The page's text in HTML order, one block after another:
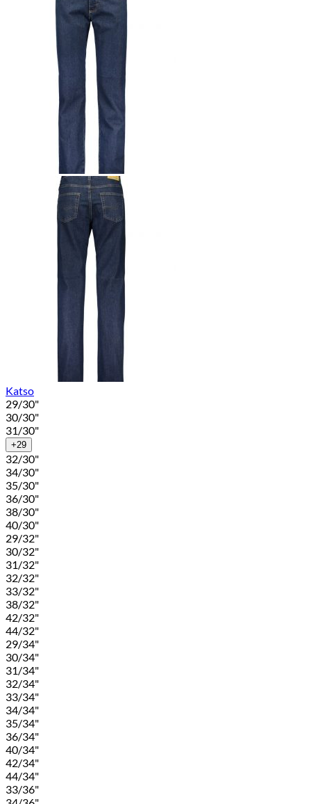
Katso
29/30"
30/30"
31/30"
+29
32/30"
34/30"
35/30"
36/30"
38/30"
40/30"
29/32"
30/32"
31/32"
32/32"
33/32"
38/32"
42/32"
44/32"
29/34"
30/34"
31/34"
32/34"
33/34"
34/34"
35/34"
36/34"
40/34"
42/34"
44/34"
33/36"